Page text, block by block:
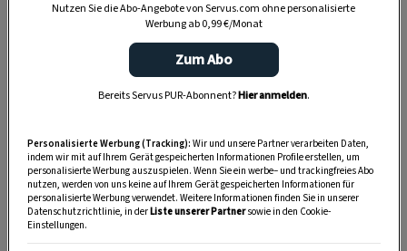
SPEICHERN DRUCKEN
Nutzen Sie die Abo-Angebote von Servus.com ohne personalisierte
Werbung ab 0,99 €/Monat
Zum Abo
Bereits Servus PUR-Abonnent?Hier anmelden.
Personalisierte Werbung (Tracking): Wir und unsere Partner verarbeiten Daten,
indem wir mit auf Ihrem Gerät gespeicherten Informationen Profile erstellen, um
personalisierte Werbung auszuspielen. Wenn Sie ein werbe– und trackingfreies Abo
nutzen, werden von uns keine auf Ihrem Gerät gespeicherten Informationen für
personalisierte Werbung verwendet. Weitere Informationen finden Sie in unserer
Datenschutzrichtlinie, in derListe unserer Partnersowie in den Cookie-
Einstellungen.